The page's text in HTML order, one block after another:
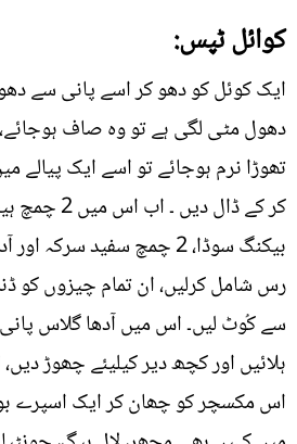
کوائل ٹپس:
ایک کوئل کو دھو کر اسے پانی سے
دھول مٹی لگی ہے تو وہ صاف
تھوڑا نرم ہوجائے تو اسے ایک
بیکنگ سوڈا، 2 چمچ سفید
رس شامل کرلیں، ان تمام چیزوں کو
سے کُوٹ لیں۔ اس میں آدھا گلاس
ہلائیں اور کچھ دیر کیلیئے چھوڑ
اس مکسچر کو چھان کر ایک اسپرے